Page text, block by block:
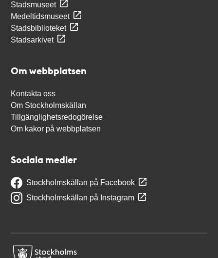
Stadsmuseet
Medeltidsmuseet
Stadsbiblioteket
Stadsarkivet
Om webbplatsen
Kontakta oss
Om Stockholmskällan
Tillgänglighetsredogörelse
Om kakor på webbplatsen
Sociala medier
Stockholmskällan på Facebook
Stockholmskällan på Instagram